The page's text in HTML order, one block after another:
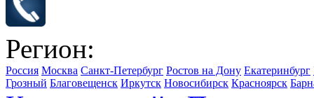
Регион:
Россия Москва Санкт-Петербург Ростов на Дону Екатеринбург
Грозный Благовещенск Иркутск Новосибирск Красноярск